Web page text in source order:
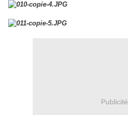
Publicité